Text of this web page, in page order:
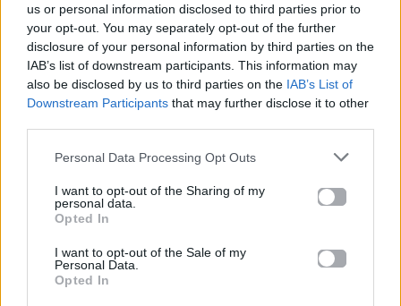
us or personal information disclosed to third parties prior to
your opt-out. You may separately opt-out of the further
disclosure of your personal information by third parties on the
IAB’s list of downstream participants. This information may
also be disclosed by us to third parties on the IAB’s List of
Downstream Participants that may further disclose it to other
Personal Data Processing Opt Outs
I want to opt-out of the Sharing of my
personal data.
Opted In
I want to opt-out of the Sale of my
Personal Data.
Opted In
News
Ακολουθήστε το
Mad.gr στο MSN
Μοιράσου αυτό το άρθρο